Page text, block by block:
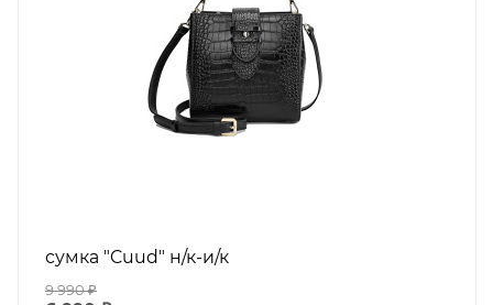
сумка "Cuud" н/к-и/к
9 990₽